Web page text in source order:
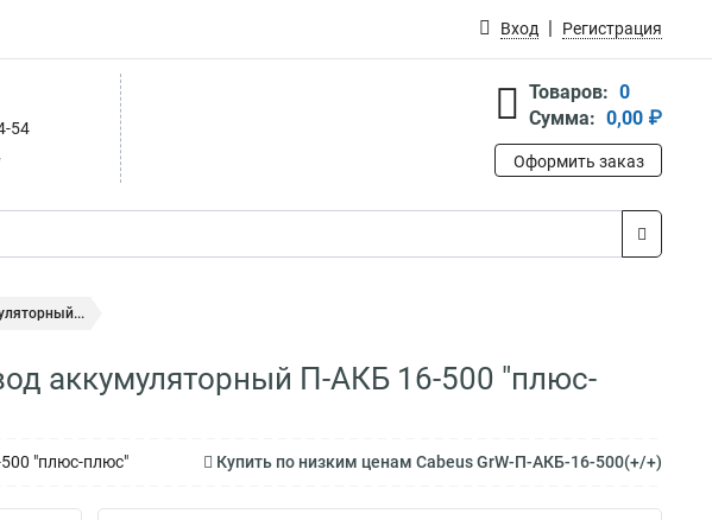
Вход Регистрация
54
Товаров: 0
Сумма: 0,00 ₽
Оформить заказ
аккумуляторный П-АКБ 16-500 "плюс-
"плюс-плюс" Купить по низким ценам Cabeus GrW-П-АКБ-16-500(+/+)